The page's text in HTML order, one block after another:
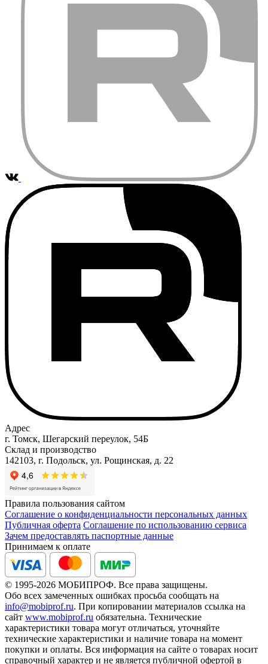
Адрес
г. Томск, Шегарский переулок, 54Б
Склад и производство
142103, г. Подольск, ул. Рощинская, д. 22
Правила пользования сайтом
Соглашение о конфиденциальности персональных данных
Публичная оферта Соглашение по использованию сервиса
Зачем предоставлять паспортные данные
Принимаем к оплате
© 1995-2026 МОБИПРОФ. Все права защищены.
Обо всех замеченных ошибках просьба сообщать на
info@mobiprof.ru. При копировании материалов ссылка на
сайт www.mobiprof.ru обязательна. Технические
характеристики товара могут отличаться, уточняйте
технические характеристики и наличие товара на момент
покупки и оплаты. Вся информация на сайте о товарах носит
справочный характер и не является публичной офертой в